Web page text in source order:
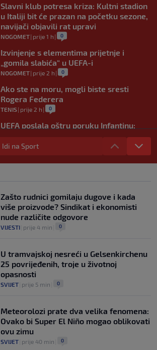
Slavni klub potresa kriza: Kultni stadion
u Italiji bit će prazan na početku sezone,
navijači objavili rat upravi
NOGOMET| prije 1 h | 0
Izvinjenje s elementima prijetnje i
„gomila slabića“ u UEFA-i
NOGOMET| prije 2 h | 0
Ako ste na moru, mogli biste sresti
Rogera Federera
TENIS| prije 2 h | 0
UEFA poslala oštru poruku Infantinu:
"Ništa se ne mijenja, bojkot Svjetskog
prvenstva i dalje je na snazi"
prvenstva
NOGOMET|prije 3 h| 0
Idi na Sport
Zašto rudnici gomilaju dugove i kada
više proizvode? Sindikat i ekonomisti
nude različite odgovore
VIJESTI prije 4 min 0
U tramvajskoj nesreći u Gelsenkirchenu
25 povrijeđenih, troje u životnoj
opasnosti
SVIJET prije 5 min 0
Meteorolozi prate dva velika fenomena:
Ovako bi Super El Niño mogao oblikovati
ovu zimu
SVIJET prije 40 min 0